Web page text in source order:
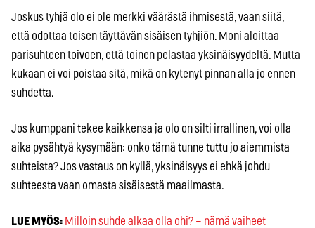
Joskus tyhjä olo ei ole merkki väärästä ihmisestä, vaan siitä,
että odottaa toisen täyttävän sisäisen tyhjiön. Moni aloittaa
parisuhteen toivoen, että toinen pelastaa yksinäisyydeltä. Mutta
kukaan ei voi poistaa sitä, mikä on kytenyt pinnan alla jo ennen
suhdetta.
Jos kumppani tekee kaikkensa ja olo on silti irrallinen, voi olla
aika pysähtyä kysymään: onko tämä tunne tuttu jo aiemmista
suhteista? Jos vastaus on kyllä, yksinäisyys ei ehkä johdu
suhteesta vaan omasta sisäisestä maailmasta.
LUE MYÖS: Milloin suhde alkaa olla ohi? – nämä vaiheet